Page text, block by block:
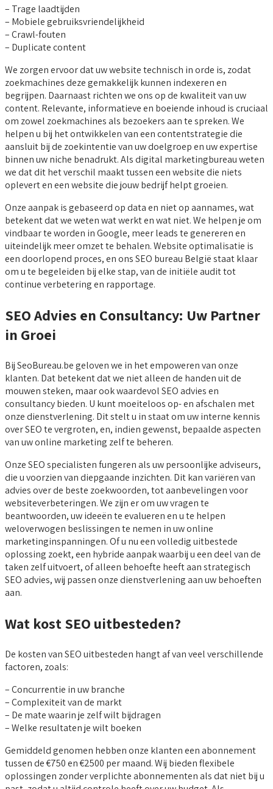
– Trage laadtijden
– Mobiele gebruiksvriendelijkheid
– Crawl-fouten
– Duplicate content
We zorgen ervoor dat uw website technisch in orde is, zodat
zoekmachines deze gemakkelijk kunnen indexeren en
begrijpen. Daarnaast richten we ons op de kwaliteit van uw
content. Relevante, informatieve en boeiende inhoud is cruciaal
om zowel zoekmachines als bezoekers aan te spreken. We
helpen u bij het ontwikkelen van een contentstrategie die
aansluit bij de zoekintentie van uw doelgroep en uw expertise
binnen uw niche benadrukt. Als digital marketingbureau weten
we dat dit het verschil maakt tussen een website die niets
oplevert en een website die jouw bedrijf helpt groeien.
Onze aanpak is gebaseerd op data en niet op aannames, wat
betekent dat we weten wat werkt en wat niet. We helpen je om
vindbaar te worden in Google, meer leads te genereren en
uiteindelijk meer omzet te behalen. Website optimalisatie is
een doorlopend proces, en ons SEO bureau België staat klaar
om u te begeleiden bij elke stap, van de initiële audit tot
continue verbetering en rapportage.
SEO Advies en Consultancy: Uw Partner
in Groei
Bij SeoBureau.be geloven we in het empoweren van onze
klanten. Dat betekent dat we niet alleen de handen uit de
mouwen steken, maar ook waardevol SEO advies en
consultancy bieden. U kunt moeiteloos op- en afschalen met
onze dienstverlening. Dit stelt u in staat om uw interne kennis
over SEO te vergroten, en, indien gewenst, bepaalde aspecten
van uw online marketing zelf te beheren.
Onze SEO specialisten fungeren als uw persoonlijke adviseurs,
die u voorzien van diepgaande inzichten. Dit kan variëren van
advies over de beste zoekwoorden, tot aanbevelingen voor
websiteverbeteringen. We zijn er om uw vragen te
beantwoorden, uw ideeën te evalueren en u te helpen
weloverwogen beslissingen te nemen in uw online
marketinginspanningen. Of u nu een volledig uitbestede
oplossing zoekt, een hybride aanpak waarbij u een deel van de
taken zelf uitvoert, of alleen behoefte heeft aan strategisch
SEO advies, wij passen onze dienstverlening aan uw behoeften
aan.
Wat kost SEO uitbesteden?
De kosten van SEO uitbesteden hangt af van veel verschillende
factoren, zoals:
– Concurrentie in uw branche
– Complexiteit van de markt
– De mate waarin je zelf wilt bijdragen
– Welke resultaten je wilt boeken
Gemiddeld genomen hebben onze klanten een abonnement
tussen de €750 en €2500 per maand. Wij bieden flexibele
oplossingen zonder verplichte abonnementen als dat niet bij u